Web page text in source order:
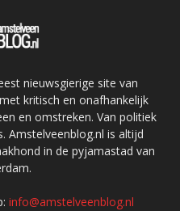
nieuwsgierige site van
kritisch en onafhankelijk
en omstreken. Van politiek
Amstelveenblog.nl is altijd
in de pyjamastad van
info@amstelveenblog.nl